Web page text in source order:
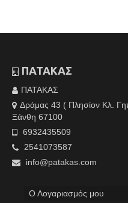
ΠΑΤΑΚΑΣ
ΠΑΤΑΚΑΣ
Δράμας 43 ( Πλησίον Κλ.
Ξάνθη 67100
6932435509
2541073587
info@patakas.com
Ο Λογαριασμός μου